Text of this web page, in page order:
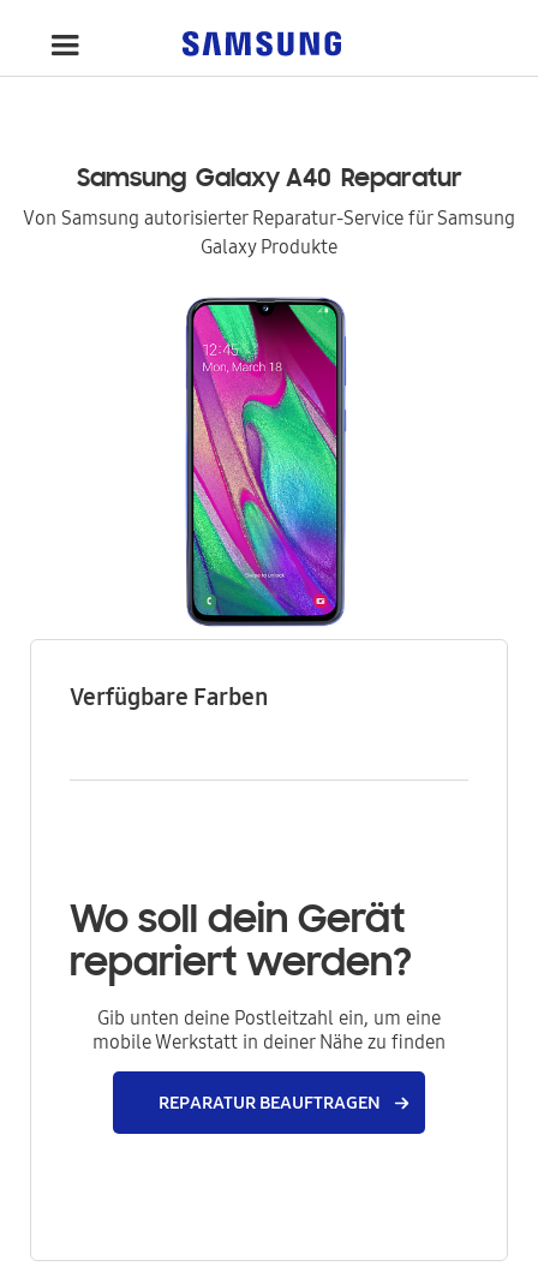
Samsung Galaxy A40 Reparatur
Von Samsung autorisierter Reparatur-Service für Samsung
Galaxy Produkte
Verfügbare Farben
Wo soll dein Gerät
repariert werden?
Gib unten deine Postleitzahl ein, um eine
mobile Werkstatt in deiner Nähe zu finden
REPARATUR BEAUFTRAGEN